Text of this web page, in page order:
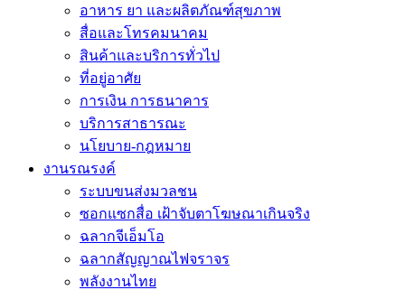
อาหาร ยา และผลิตภัณฑ์สุขภาพ
สื่อและโทรคมนาคม
สินค้าและบริการทั่วไป
ที่อยู่อาศัย
การเงิน การธนาคาร
บริการสาธารณะ
นโยบาย-กฎหมาย
งานรณรงค์
ระบบขนส่งมวลชน
ซอกแซกสื่อ เฝ้าจับตาโฆษณาเกินจริง
ฉลากจีเอ็มโอ
ฉลากสัญญาณไฟจราจร
พลังงานไทย